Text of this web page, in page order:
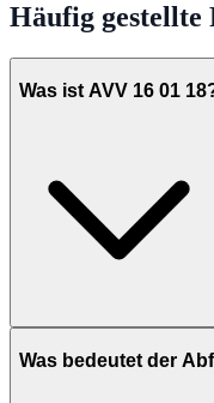
Häufig gestellte
Was ist AVV 16 01
Was bedeutet der